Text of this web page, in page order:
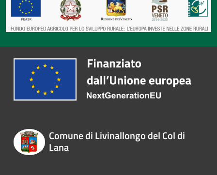
Comune di Livinallongo del Col di
Lana